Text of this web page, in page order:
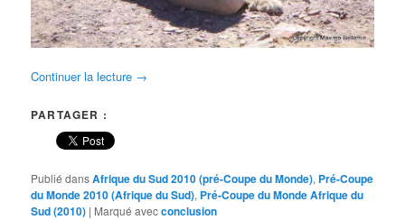
Continuer la lecture →
PARTAGER :
Publié dansAfrique du Sud 2010 (pré-Coupe du Monde), Pré-Coupe
du Monde 2010 (Afrique du Sud), Pré-Coupe du Monde Afrique du
Sud (2010) | Marqué avecconclusion